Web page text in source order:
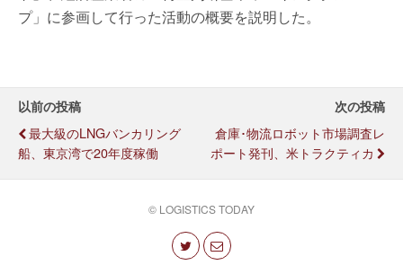
プ」に参画して行った活動の概要を説明した。
以前の投稿
最大級のLNGバンカリング
船、東京湾で20年度稼働
次の投稿
倉庫･物流ロボット市場調査レ
ポート発刊、米トラクティカ
© LOGISTICS TODAY